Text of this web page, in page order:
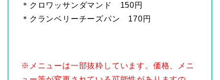
＊クロワッサンダマンド 150円
＊クランベリーチーズパン 170円
※メニューは一部抜粋しています。 価格、メニ